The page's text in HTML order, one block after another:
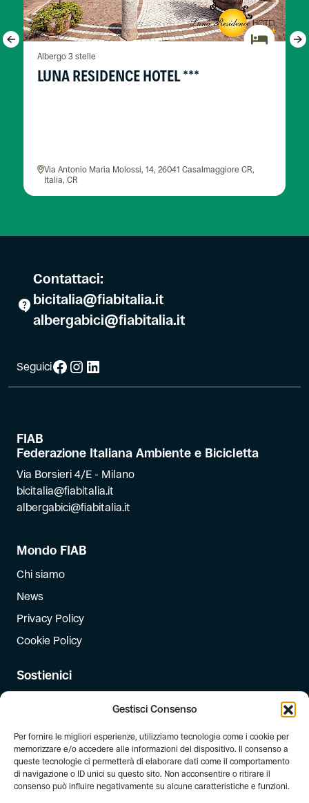
Gestisci Consenso
Per fornire le migliori esperienze, utilizziamo tecnologie come i cookie per
memorizzare e/o accedere alle informazioni del dispositivo. Il consenso a
queste tecnologie ci permetterà di elaborare dati come il comportamento
di navigazione o ID unici su questo sito. Non acconsentire o ritirare il
consenso può influire negativamente su alcune caratteristiche e funzioni.
Albergo 3 stelle
LUNA RESIDENCE HOTEL ***
Via Antonio Maria Molossi, 14, 26041 Casalmaggiore CR,
Italia, CR
Contattaci:
bicitalia@fiabitalia.it
albergabici@fiabitalia.it
SeguiciFacebook
Instagram
LinkedIn
FIAB
Federazione Italiana Ambiente e Bicicletta
Via Borsieri 4/E - Milano
bicitalia@fiabitalia.it
albergabici@fiabitalia.it
Mondo FIAB
Chi siamo
News
Privacy Policy
Cookie Policy
Sostienici
Dona il 5 per mille
Newsletter